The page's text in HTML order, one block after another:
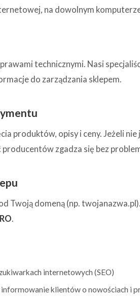
na dowolnym
technicznymi. Nasi
do zarządzania sklepem.
produktów, opisy i ceny. Jeżeli
zgadza się bez
Twoją domeną (np.
.
internetowych (SEO)
klientów o nowościach i